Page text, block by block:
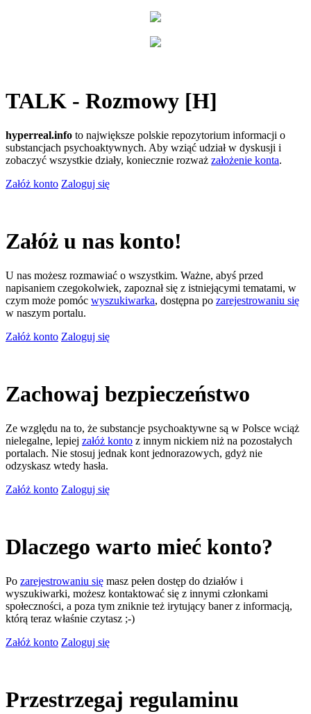
TALK - Rozmowy [H]
hyperreal.info to największe polskie repozytorium informacji o
substancjach psychoaktywnych. Aby wziąć udział w dyskusji i
zobaczyć wszystkie działy, koniecznie rozważ założenie konta.
Załóż konto Zaloguj się
Załóż u nas konto!
U nas możesz rozmawiać o wszystkim. Ważne, abyś przed
napisaniem czegokolwiek, zapoznał się z istniejącymi tematami, w
czym może pomóc wyszukiwarka, dostępna po zarejestrowaniu się
w naszym portalu.
Załóż konto Zaloguj się
Zachowaj bezpieczeństwo
Ze względu na to, że substancje psychoaktywne są w Polsce wciąż
nielegalne, lepiej załóż konto z innym nickiem niż na pozostałych
portalach. Nie stosuj jednak kont jednorazowych, gdyż nie
odzyskasz wtedy hasła.
Załóż konto Zaloguj się
Dlaczego warto mieć konto?
Po zarejestrowaniu się masz pełen dostęp do działów i
wyszukiwarki, możesz kontaktować się z innymi członkami
społeczności, a poza tym zniknie też irytujący baner z informacją,
którą teraz właśnie czytasz ;-)
Załóż konto Zaloguj się
Przestrzegaj regulaminu